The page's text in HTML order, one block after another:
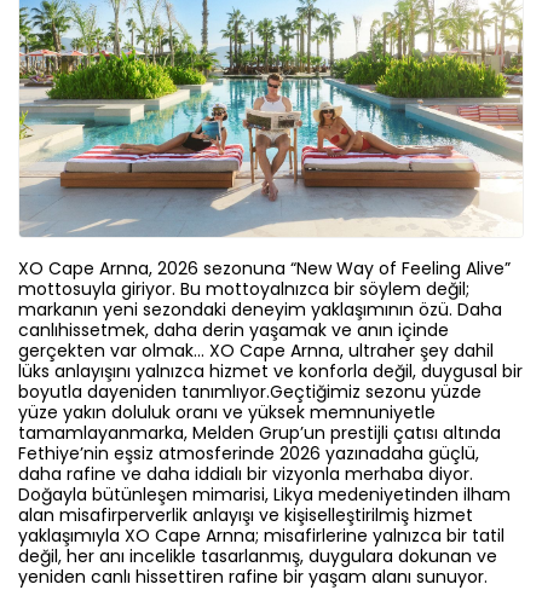
XO Cape Arnna, 2026 sezonuna “New Way of Feeling Alive”
mottosuyla giriyor. Bu mottoyalnızca bir söylem değil;
markanın yeni sezondaki deneyim yaklaşımının özü. Daha
canlıhissetmek, daha derin yaşamak ve anın içinde
gerçekten var olmak… XO Cape Arnna, ultraher şey dahil
lüks anlayışını yalnızca hizmet ve konforla değil, duygusal bir
boyutla dayeniden tanımlıyor.Geçtiğimiz sezonu yüzde
yüze yakın doluluk oranı ve yüksek memnuniyetle
tamamlayanmarka, Melden Grup’un prestijli çatısı altında
Fethiye’nin eşsiz atmosferinde 2026 yazınadaha güçlü,
daha rafine ve daha iddialı bir vizyonla merhaba diyor.
Doğayla bütünleşen mimarisi, Likya medeniyetinden ilham
alan misafirperverlik anlayışı ve kişiselleştirilmiş hizmet
yaklaşımıyla XO Cape Arnna; misafirlerine yalnızca bir tatil
değil, her anı incelikle tasarlanmış, duygulara dokunan ve
yeniden canlı hissettiren rafine bir yaşam alanı sunuyor.